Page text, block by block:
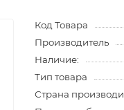
Код Товара
Производитель
Наличие:
Тип товара
Страна